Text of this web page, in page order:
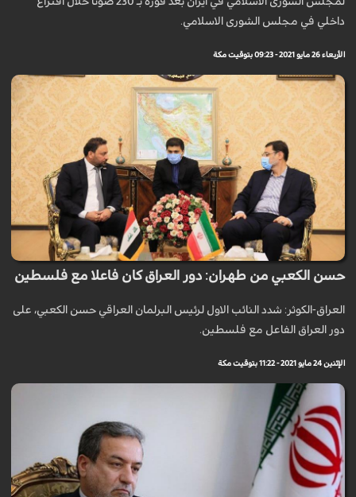
داخلي في مجلس الشورى الاسلامي.
الأربعاء 26 مايو 2021 - 09:23 بتوقيت مكة
حسن الكعبي من طهران: دور العراق كان فاعلا مع فلسطين
العراق-الكوثر: شدد النائب الاول لرئيس البرلمان العراقي حسن الكعبي، على
دور العراق الفاعل مع فلسطين.
الإثنين 24 مايو 2021 - 11:22 بتوقيت مكة